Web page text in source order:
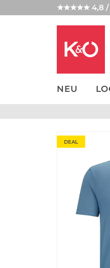
★★★★★ 4,8 /
NEU
NEW IN
DEAL